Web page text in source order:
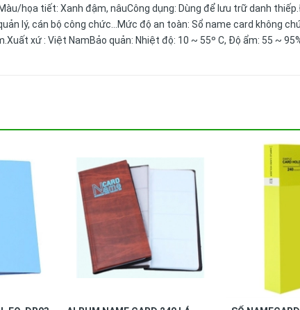
họa tiết: Xanh đậm, nâuCông dụng: Dùng để lưu trữ danh
lý, cán bộ công chức…Mức độ an toàn: Sổ name card không
xứ : Việt NamBảo quản: Nhiệt độ: 10 ~ 55º C, Độ ẩm: 55 ~